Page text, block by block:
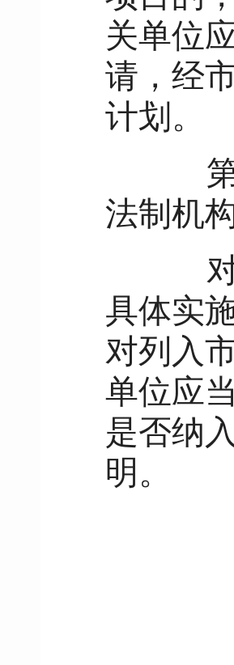
关单位
请，经
计划。
第
法制机
对
具体实
对列入
单位应
是否纳
明。